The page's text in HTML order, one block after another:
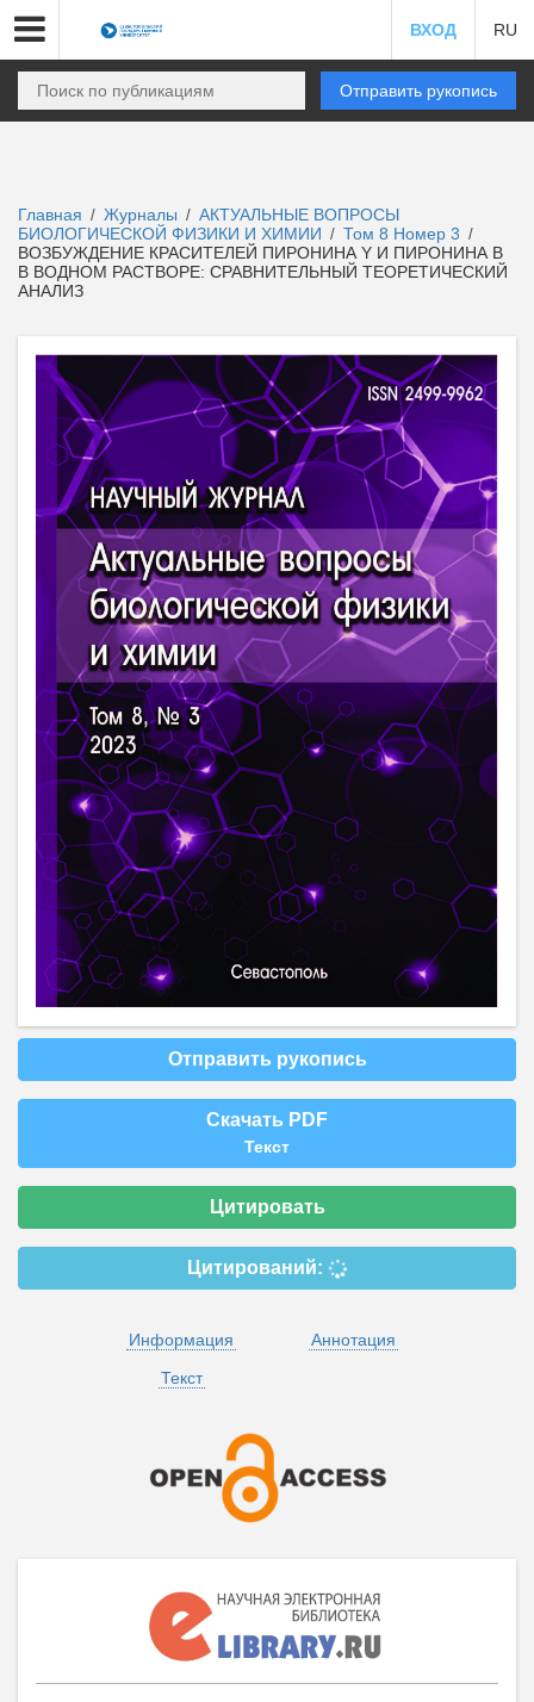
ВХОД RU
Отправить рукопись
Главная / Журналы / АКТУАЛЬНЫЕ ВОПРОСЫ
БИОЛОГИЧЕСКОЙ ФИЗИКИ И ХИМИИ / Том 8 Номер 3 /
ВОЗБУЖДЕНИЕ КРАСИТЕЛЕЙ ПИРОНИНА Y И ПИРОНИНА В
В ВОДНОМ РАСТВОРЕ: СРАВНИТЕЛЬНЫЙ ТЕОРЕТИЧЕСКИЙ
АНАЛИЗ
Отправить рукопись
Скачать PDF
Текст
Цитировать
Цитирований:
Информация
Аннотация
Текст